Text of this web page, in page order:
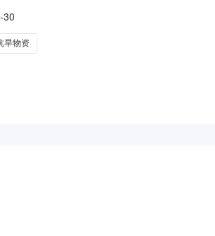
描件1.jpg农村产权交易项目审查表扫描件
30
旱物资